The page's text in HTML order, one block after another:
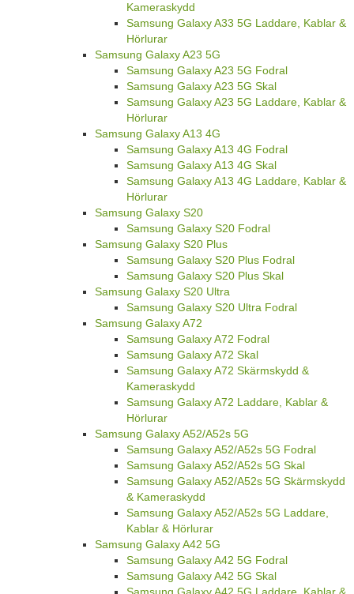
Kameraskydd
Samsung Galaxy A33 5G Laddare, Kablar &
Hörlurar
Samsung Galaxy A23 5G
Samsung Galaxy A23 5G Fodral
Samsung Galaxy A23 5G Skal
Samsung Galaxy A23 5G Laddare, Kablar &
Hörlurar
Samsung Galaxy A13 4G
Samsung Galaxy A13 4G Fodral
Samsung Galaxy A13 4G Skal
Samsung Galaxy A13 4G Laddare, Kablar &
Hörlurar
Samsung Galaxy S20
Samsung Galaxy S20 Fodral
Samsung Galaxy S20 Plus
Samsung Galaxy S20 Plus Fodral
Samsung Galaxy S20 Plus Skal
Samsung Galaxy S20 Ultra
Samsung Galaxy S20 Ultra Fodral
Samsung Galaxy A72
Samsung Galaxy A72 Fodral
Samsung Galaxy A72 Skal
Samsung Galaxy A72 Skärmskydd &
Kameraskydd
Samsung Galaxy A72 Laddare, Kablar &
Hörlurar
Samsung Galaxy A52/A52s 5G
Samsung Galaxy A52/A52s 5G Fodral
Samsung Galaxy A52/A52s 5G Skal
Samsung Galaxy A52/A52s 5G Skärmskydd
& Kameraskydd
Samsung Galaxy A52/A52s 5G Laddare,
Kablar & Hörlurar
Samsung Galaxy A42 5G
Samsung Galaxy A42 5G Fodral
Samsung Galaxy A42 5G Skal